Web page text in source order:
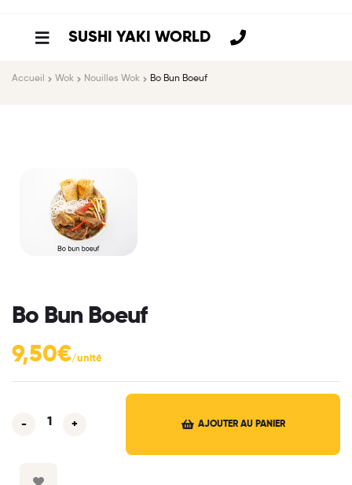
SUSHI YAKI WORLD
Accueil Wok Nouilles Wok Bo Bun Boeuf
Bo Bun Boeuf
9,50€
- + AJOUTER AU PANIER